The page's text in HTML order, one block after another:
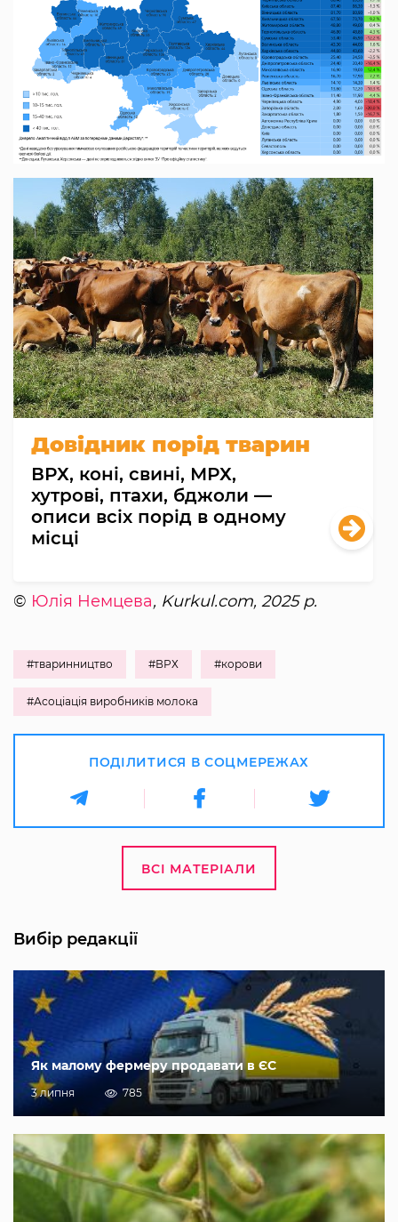
Довідник порід тварин
ВРХ, коні, свині, МРХ,
хутрові, птахи, бджоли —
описи всіх порід в одному
місці
© Юлія Немцева, Kurkul.com, 2025 р.
#тваринництво #ВРХ #корови
#Асоціація виробників молока
ПОДІЛИТИСЯ В СОЦМЕРЕЖАХ
ВСІ МАТЕРІАЛИ
Вибір редакції
Як малому фермеру продавати в ЄС
3 липня 785